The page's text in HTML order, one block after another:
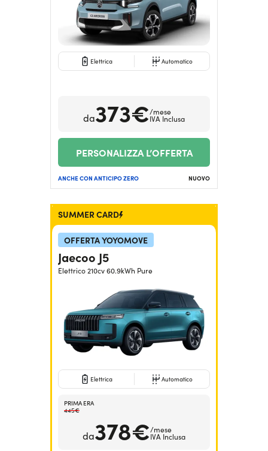
Elettrica Automatico
da373€/mese
IVA Inclusa
PERSONALIZZA L’OFFERTA
ANCHE CON ANTICIPO ZERO NUOVO
SUMMER CARD
OFFERTA YOYOMOVE
Jaecoo J5
Elettrico 210cv 60.9kWh Pure
Elettrica Automatico
PRIMA ERA
445€
da378€/mese
IVA Inclusa